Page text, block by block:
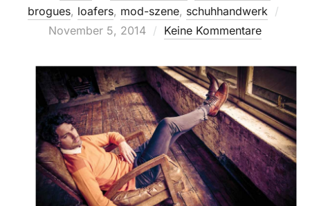
brogues, loafers, mod-szene, schuhhandwerk
November 5, 2014 Keine Kommentare